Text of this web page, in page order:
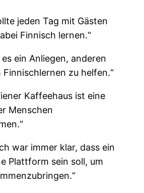
jeden Tag mit Gästen
Finnisch lernen.“
es ein Anliegen, anderen
Finnischlernen zu helfen.“
Kaffeehaus ist eine
Menschen
war immer klar, dass ein
Plattform sein soll, um